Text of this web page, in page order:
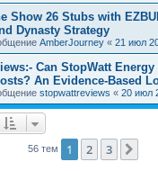
Show 26 Stubs with
Dynasty Strategy
AmberJourney « 21 июл
Can StopWatt Energy
An Evidence-Based
stopwattreviews « 20 июл
56 тем 1 2 3